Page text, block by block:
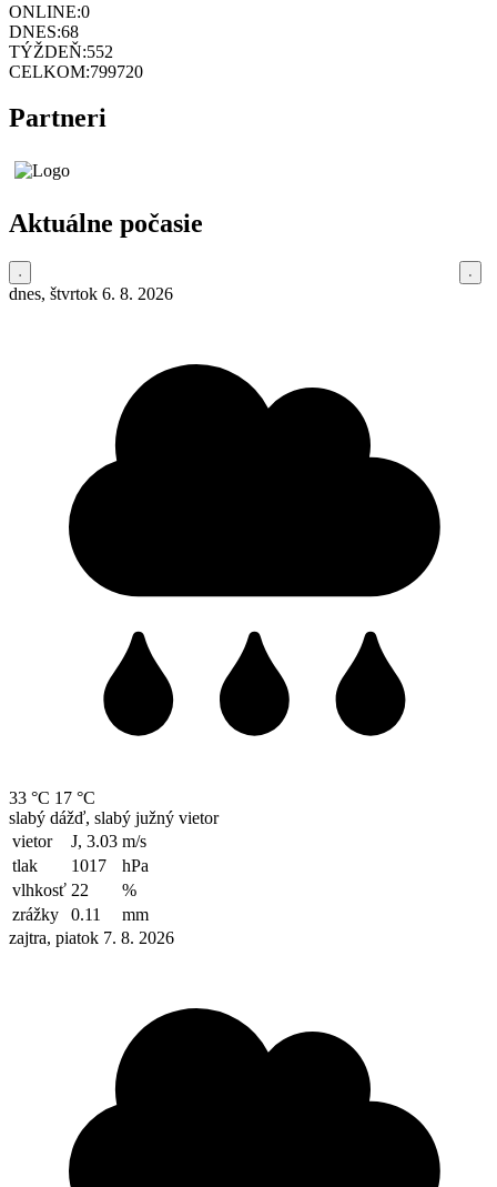
ONLINE:0
DNES:68
TÝŽDEŇ:552
CELKOM:799720
Partneri
Aktuálne počasie
dnes, štvrtok 6. 8. 2026
33 °C 17 °C
slabý dážď, slabý južný vietor
vietor
J, 3.03 m/s
tlak
1017
hPa
vlhkosť 22
%
zrážky
0.11
mm
zajtra, piatok 7. 8. 2026